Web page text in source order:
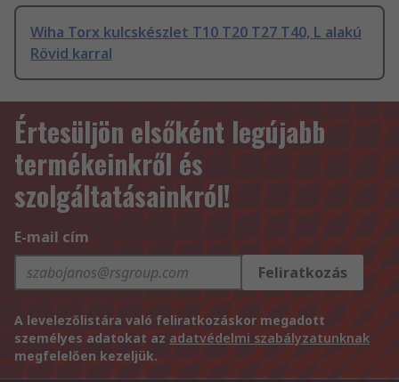
Wiha Torx kulcskészlet T10 T20 T27 T40, L alakú
Rövid karral
Értesüljön elsőként legújabb
termékeinkről és
szolgáltatásainkról!
E-mail cím
Feliratkozás
A levelezőlistára való feliratkozáskor megadott
személyes adatokat az adatvédelmi szabályzatunknak
megfelelően kezeljük.